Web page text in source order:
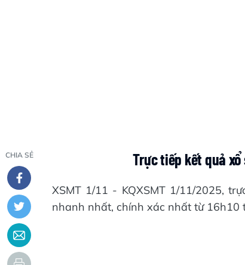
CHIA SẺ Trực tiếp kết quả xổ
XSMT 1/11 - KQXSMT 1/11/2025,
nhanh nhất, chính xác nhất từ 16h10